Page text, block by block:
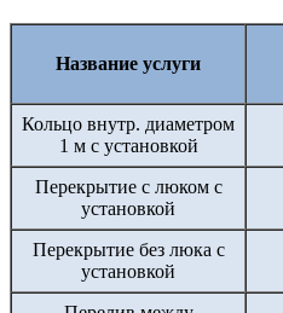
Название услуги
Кольцо внутр. диаметром
1 м с установкой
Перекрытие с люком с
установкой
Перекрытие без люка с
установкой